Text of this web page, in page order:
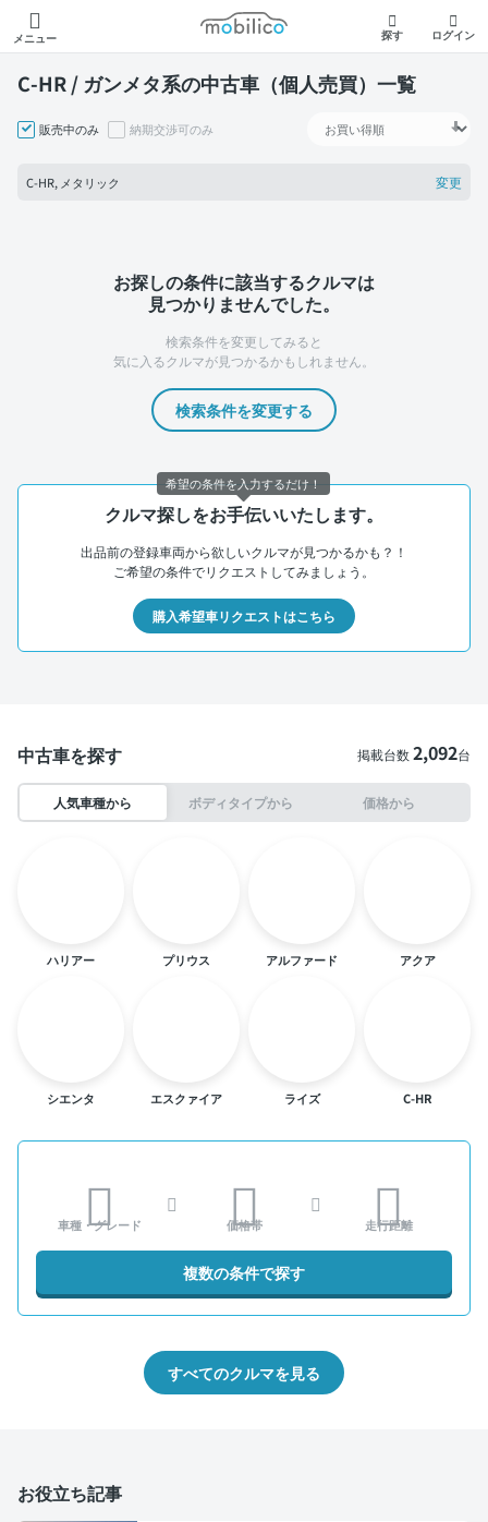
メニュー
モビリコ
探す ログイン
C-HR / ガンメタ系の中古車（個人売買）一覧
販売中のみ 納期交渉可のみ
C-HR, メタリック 変更
お探しの条件に該当するクルマは
見つかりませんでした。
検索条件を変更してみると
気に入るクルマが見つかるかもしれません。
検索条件を変更する
クルマ探しをお手伝いいたします。
出品前の登録車両から欲しいクルマが見つかるかも？！
ご希望の条件でリクエストしてみましょう。
購入希望車リクエストはこちら
中古車を探す 掲載台数2,092台
人気車種から ボディタイプから 価格から
ハリアー プリウス アルファード アクア
シエンタ エスクァイア ライズ C-HR
車種・グレード 価格帯 走行距離
複数の条件で探す
すべてのクルマを見る
お役立ち記事
希望の条件を入力するだけ！